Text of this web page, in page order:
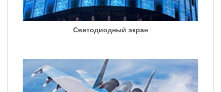
Светодиодный экран